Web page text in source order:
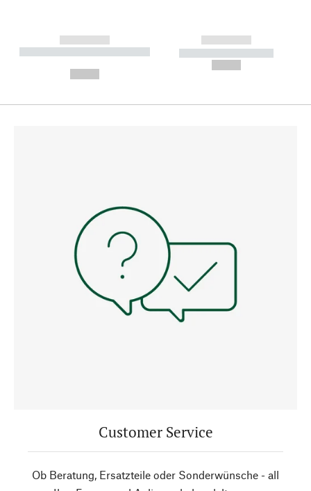
------------
----------- ----------- --------
------------
----------- -----------
Customer Service
Ob Beratung, Ersatzteile oder Sonderwünsche - all